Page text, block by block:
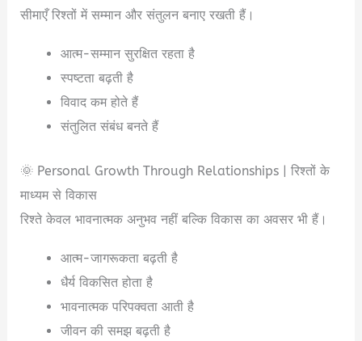
सीमाएँ रिश्तों में सम्मान और संतुलन बनाए रखती हैं।
आत्म-सम्मान सुरक्षित रहता है
स्पष्टता बढ़ती है
विवाद कम होते हैं
संतुलित संबंध बनते हैं
🌞 Personal Growth Through Relationships | रिश्तों के
माध्यम से विकास
रिश्ते केवल भावनात्मक अनुभव नहीं बल्कि विकास का अवसर भी हैं।
आत्म-जागरूकता बढ़ती है
धैर्य विकसित होता है
भावनात्मक परिपक्वता आती है
जीवन की समझ बढ़ती है